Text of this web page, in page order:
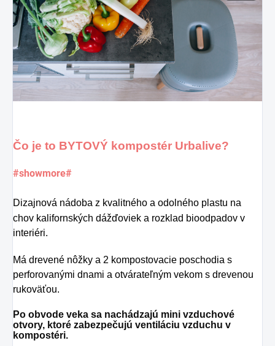
Čo je to BYTOVÝ kompostér Urbalive?
#showmore#
Dizajnová nádoba z kvalitného a odolného plastu na
chov kalifornských dážďoviek a rozklad bioodpadov v
interiéri.
Má drevené nôžky a 2 kompostovacie poschodia s
perforovanými dnami a otvárateľným vekom s drevenou
rukoväťou.
Po obvode veka sa nachádzajú mini vzduchové
otvory, ktoré zabezpečujú ventiláciu vzduchu v
kompostéri.